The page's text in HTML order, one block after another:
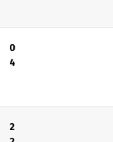
0
4
2